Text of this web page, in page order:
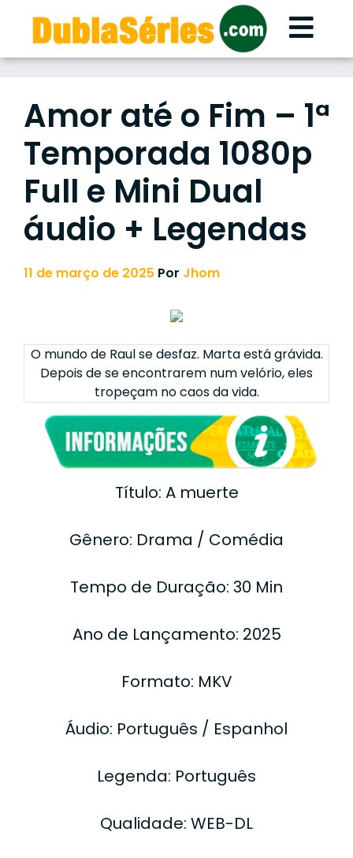
content
Amor até o Fim – 1ª
Temporada 1080p
Full e Mini Dual
áudio + Legendas
11 de março de 2025 Por Jhom
O mundo de Raul se desfaz. Marta está grávida.
Depois de se encontrarem num velório, eles
tropeçam no caos da vida.
Título: A muerte
Gênero: Drama / Comédia
Tempo de Duração: 30 Min
Ano de Lançamento: 2025
Formato: MKV
Áudio: Português / Espanhol
Legenda: Português
Qualidade: WEB-DL